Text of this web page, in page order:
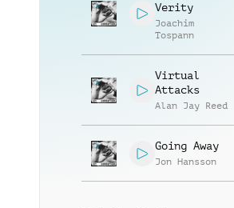
Verity
Joachim
Tospann
Virtual
Attacks
Alan Jay Reed
Going Away
Jon Hansson